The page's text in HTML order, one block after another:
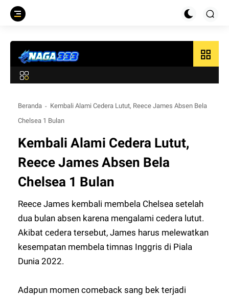
grid_view
Beranda
Kembali Alami Cedera Lutut, Reece James Absen Bela
Chelsea 1 Bulan
Kembali Alami Cedera Lutut,
Reece James Absen Bela
Chelsea 1 Bulan
Reece James kembali membela Chelsea setelah
dua bulan absen karena mengalami cedera lutut.
Akibat cedera tersebut, James harus melewatkan
kesempatan membela timnas Inggris di Piala
Dunia 2022.
Adapun momen comeback sang bek terjadi